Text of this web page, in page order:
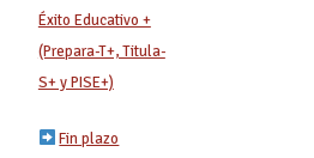
Éxito Educativo +
(Prepara-T+, Titula-
S+ y PISE+)
Fin plazo